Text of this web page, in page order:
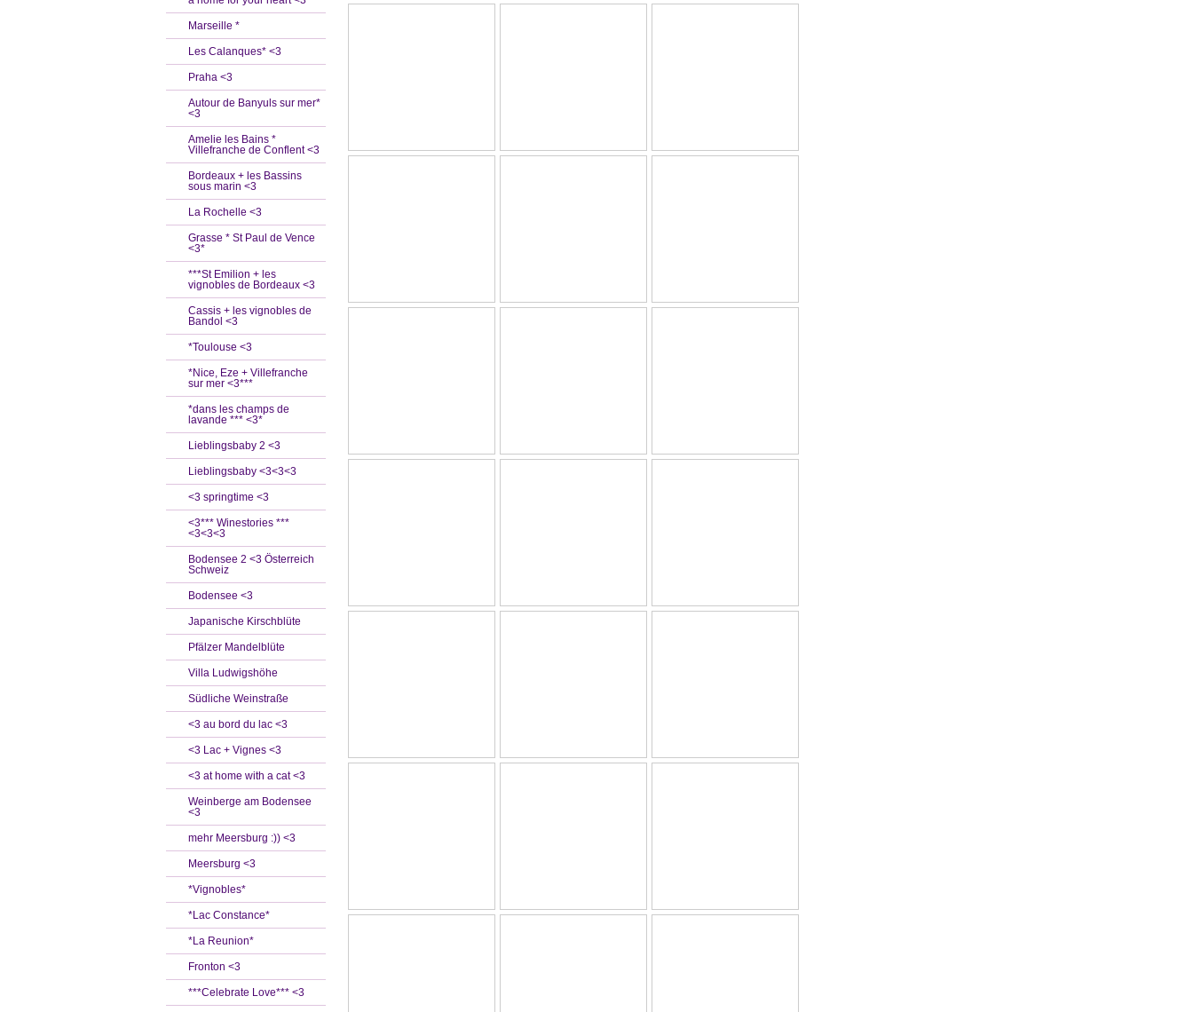
Marseille *
Les Calanques* <3
Praha <3
Autour de Banyuls sur mer*
<3
Amelie les Bains *
Villefranche de Conflent <3
Bordeaux + les Bassins
sous marin <3
La Rochelle <3
Grasse * St Paul de Vence
<3*
***St Emilion + les
vignobles de Bordeaux <3
Cassis + les vignobles de
Bandol <3
*Toulouse <3
*Nice, Eze + Villefranche
sur mer <3***
*dans les champs de
lavande *** <3*
Lieblingsbaby 2 <3
Lieblingsbaby <3<3<3
<3 springtime <3
<3*** Winestories ***
<3<3<3
Bodensee 2 <3 Österreich
Schweiz
Bodensee <3
Japanische Kirschblüte
Pfälzer Mandelblüte
Villa Ludwigshöhe
Südliche Weinstraße
<3 au bord du lac <3
<3 Lac + Vignes <3
<3 at home with a cat <3
Weinberge am Bodensee
<3
mehr Meersburg :)) <3
Meersburg <3
*Vignobles*
*Lac Constance*
*La Reunion*
Fronton <3
***Celebrate Love*** <3